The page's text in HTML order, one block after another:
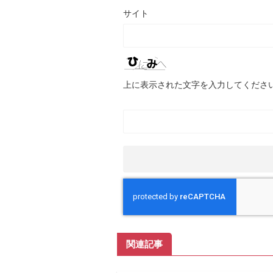
サイト
上に表示された文字を入力してくださ
関連記事